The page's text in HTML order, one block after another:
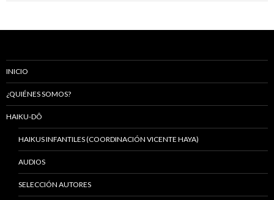
INICIO
¿QUIÉNES SOMOS?
HAIKU-DÔ
HAIKUS INFANTILES (COORDINACIÓN VICENTE HAYA)
AUDIOS
SELECCIÓN AUTORES